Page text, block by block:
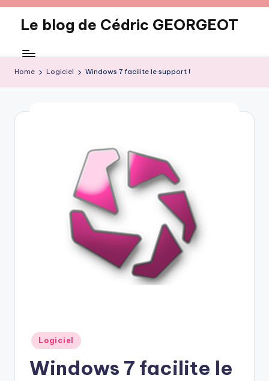
content
Le blog de Cédric GEORGEOT
Home Logiciel Windows 7 facilite le support !
Posted
in
Logiciel
Windows 7 facilite le